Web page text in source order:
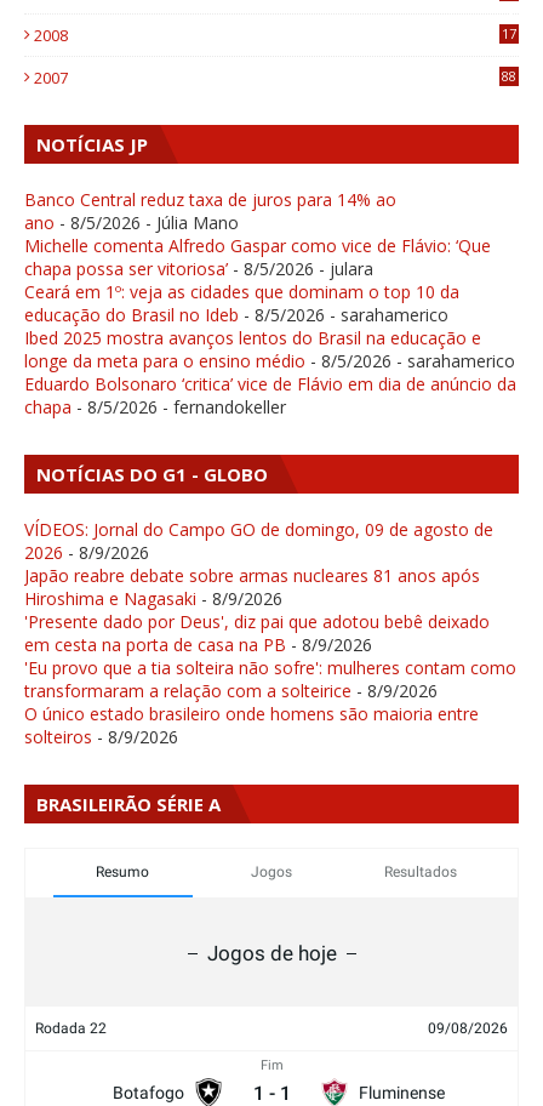
2008
17
2007 88
NOTÍCIAS JP
Banco Central reduz taxa de juros para 14% ao
ano - 8/5/2026 - Júlia Mano
Michelle comenta Alfredo Gaspar como vice de Flávio: ‘Que
chapa possa ser vitoriosa’ - 8/5/2026 - julara
Ceará em 1º: veja as cidades que dominam o top 10 da
educação do Brasil no Ideb - 8/5/2026 - sarahamerico
Ibed 2025 mostra avanços lentos do Brasil na educação e
longe da meta para o ensino médio - 8/5/2026 - sarahamerico
Eduardo Bolsonaro ‘critica’ vice de Flávio em dia de anúncio da
chapa - 8/5/2026 - fernandokeller
NOTÍCIAS DO G1 - GLOBO
VÍDEOS: Jornal do Campo GO de domingo, 09 de agosto de
2026 - 8/9/2026
Japão reabre debate sobre armas nucleares 81 anos após
Hiroshima e Nagasaki - 8/9/2026
'Presente dado por Deus', diz pai que adotou bebê deixado
em cesta na porta de casa na PB - 8/9/2026
'Eu provo que a tia solteira não sofre': mulheres contam como
transformaram a relação com a solteirice - 8/9/2026
O único estado brasileiro onde homens são maioria entre
solteiros - 8/9/2026
BRASILEIRÃO SÉRIE A
Resumo Jogos Resultados
Jogos de hoje
Rodada 22 09/08/2026
Botafogo
Fim
1 - 1 Fluminense